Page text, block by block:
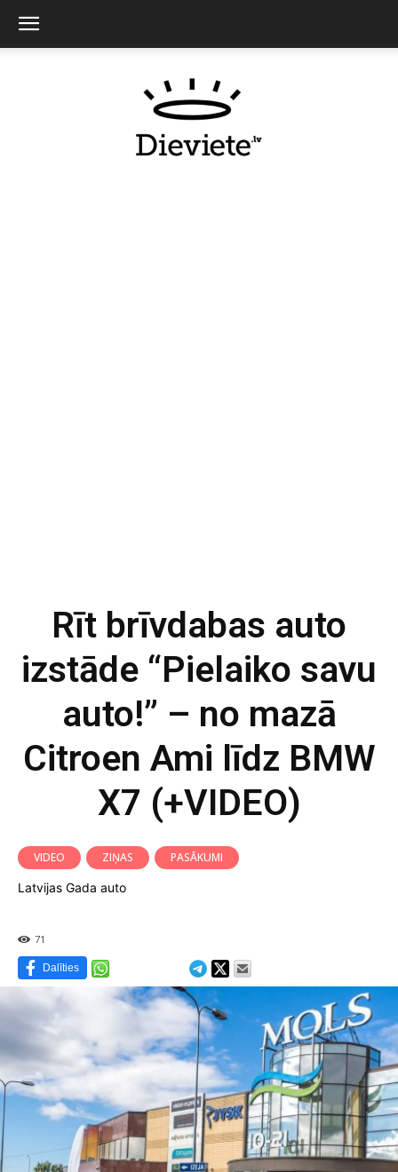
Rīt brīvdabas auto
izstāde “Pielaiko savu
auto!” – no mazā
Citroen Ami līdz BMW
X7 (+VIDEO)
VIDEO ZIŅAS
PASĀKUMI
Latvijas Gada auto
71
Dalīties